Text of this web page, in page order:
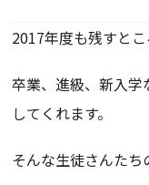
2017年度も残すとこ
卒業、進級、新入
してくれます。
そんな生徒さんたち